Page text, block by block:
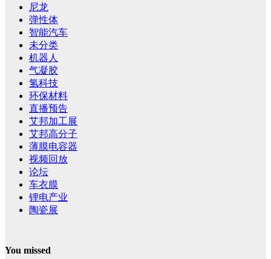
尼龙
弹性体
智能汽车
未分类
机器人
气凝胶
氢科技
环保材料
直播预告
艾邦加工展
艾邦高分子
薄膜电容器
视频回放
论坛
车衣膜
锂电产业
陶瓷展
You missed